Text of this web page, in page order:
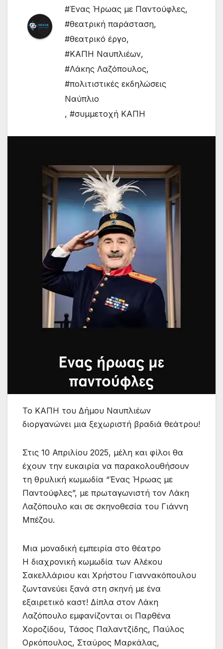
#Ένας Ήρωας με Παντούφλες,
#θεατρική παράσταση,
#θεατρικό έργο,
#ΚΑΠΗ Ναυπλιέων,
#Λάκης Λαζόπουλος,
#πολιτιστικές εκδηλώσεις
Ναύπλιο
, #συμμετοχή ΚΑΠΗ
Το ΚΑΠΗ του Δήμου Ναυπλιέων
διοργανώνει μια ξεχωριστή βραδιά θεάτρου!
Στις 10 Απριλίου 2025, μέλη και φίλοι θα
έχουν την ευκαιρία να παρακολουθήσουν
τη θρυλική κωμωδία “Ένας Ήρωας με
Παντούφλες”, με πρωταγωνιστή τον Λάκη
Λαζόπουλο και σε σκηνοθεσία του Γιάννη
Μπέζου.
Μια μοναδική εμπειρία στο θέατρο
Η διαχρονική κωμωδία των Αλέκου
Σακελλάριου και Χρήστου Γιαννακόπουλου
ζωντανεύει ξανά στη σκηνή με ένα
εξαιρετικό καστ! Δίπλα στον Λάκη
Λαζόπουλο εμφανίζονται οι Παρθένα
Χοροζίδου, Τάσος Παλαντζίδης, Παύλος
Ορκόπουλος, Σταύρος Μαρκάλας,